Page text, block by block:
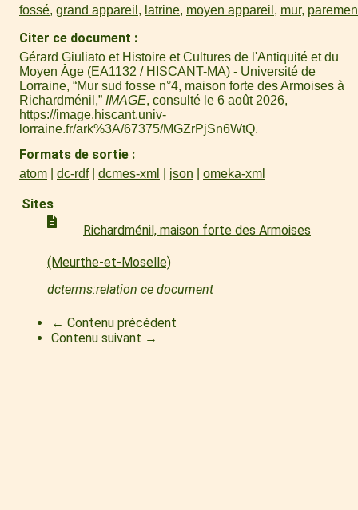
fossé, grand appareil , latrine, moyen appareil , mur,
Citer ce document
Gérard Giuliato et Histoire et Cultures de l'Antiquité et du
Moyen Âge (EA1132 / HISCANT-MA) - Université de
Lorraine, “Mur sud fosse n°4, maison forte des Armoises à
Richardménil,” IMAGE, consulté le 6 août 2026,
https://image.hiscant.univ-
lorraine.fr/ark%3A/67375/MGZrPjSn6WtQ.
Formats de sortie
atom dc-rdf dcmes-xml json omeka-xml
Sites
Richardménil, maison forte des Armoises
(Meurthe-et-Moselle)
dcterms:relation ce document
← Contenu précédent
Contenu suivant →